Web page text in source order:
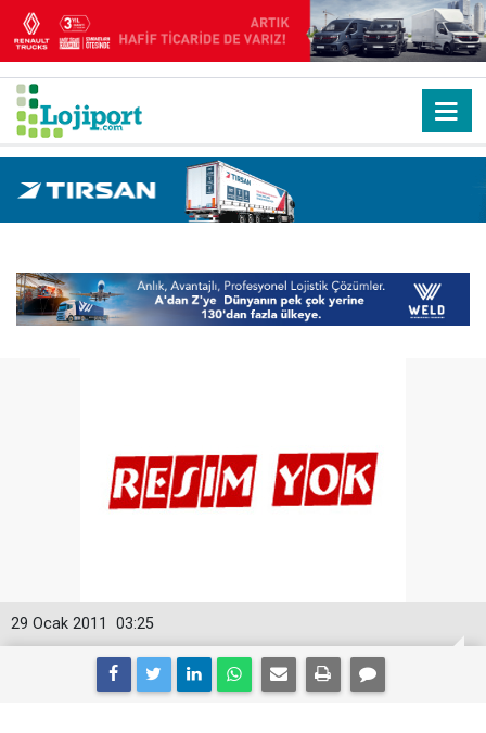
03:25
29 Ocak 2011